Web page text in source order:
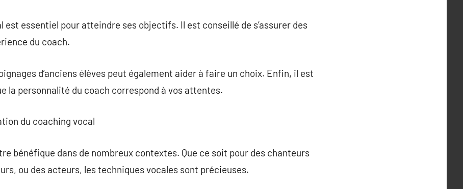
est essentiel pour atteindre ses objectifs. Il est conseillé de s’assurer des
du coach.
d’anciens élèves peut également aider à faire un choix. Enfin, il est
la personnalité du coach correspond à vos attentes.
du coaching vocal
bénéfique dans de nombreux contextes. Que ce soit pour des chanteurs
ou des acteurs, les techniques vocales sont précieuses.